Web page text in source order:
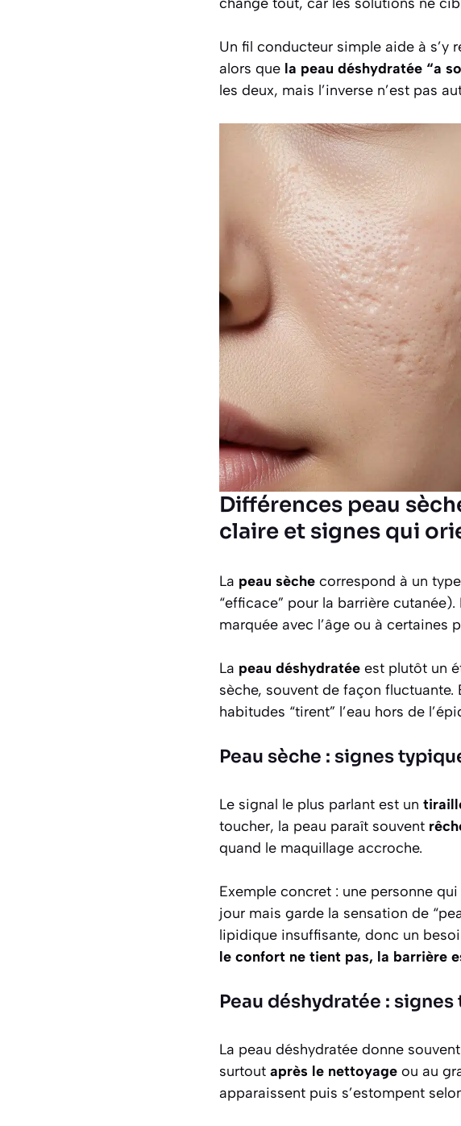
Un fil conducteur simple aide à s’y
alors que la peau déshydratée “a
les deux, mais l’inverse n’est pas
Différences peau
claire et signes qui
La peau sèche correspond à un
“efficace” pour la barrière
marquée avec l’âge ou à certaines
La peau déshydratée est plutôt un
sèche, souvent de façon
habitudes “tirent” l’eau hors de
Peau sèche : signes
Le signal le plus parlant est un
toucher, la peau paraît souvent
quand le maquillage accroche.
Exemple concret : une personne
jour mais garde la sensation de
lipidique insuffisante, donc un
le confort ne tient pas, la barrière
Peau déshydratée : signes
La peau déshydratée donne
surtout après le nettoyage ou au
apparaissent puis s’estompent